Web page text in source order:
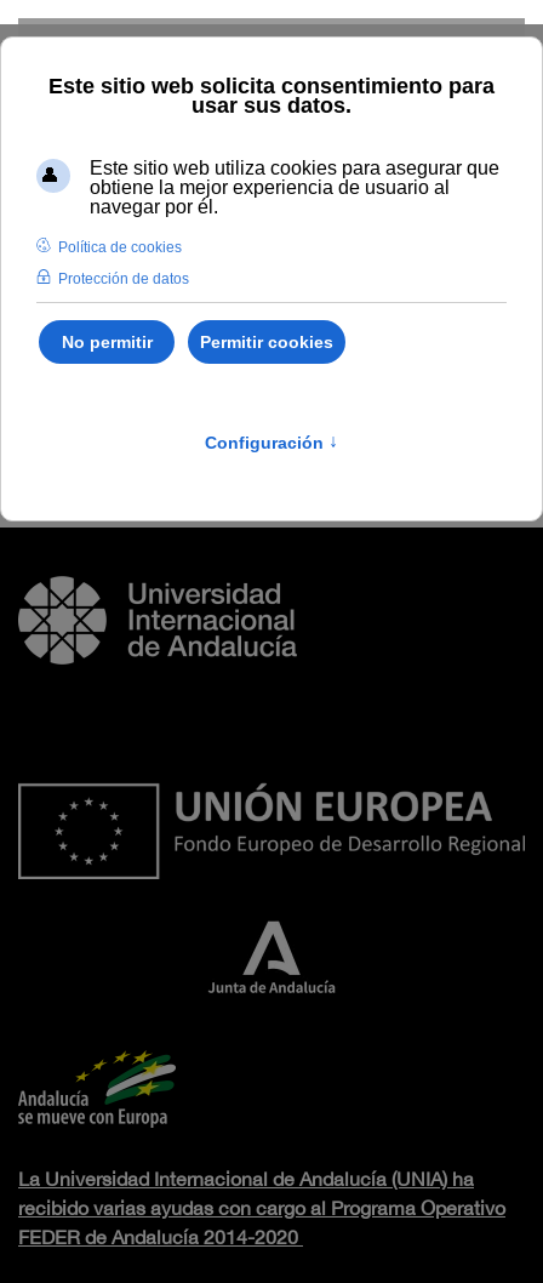
Inicio Vida universitaria
Biblioteca y publicaciones
Publicaciones
Búsqueda por autor
Munizaga Plaza, Juan
Antonio
Prefactibilidad técnica de un vertedero controlado de alta
La Universidad Internacional de Andalucía (UNIA) ha
recibido varias ayudas con cargo al Programa Operativo
FEDER de Andalucía 2014-2020